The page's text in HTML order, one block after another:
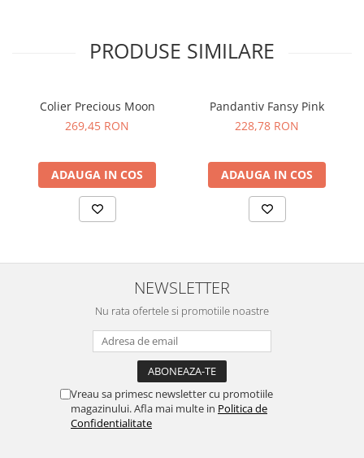
PRODUSE SIMILARE
Colier Precious Moon
269,45 RON
ADAUGA IN COS
Pandantiv Fansy Pink
228,78 RON
ADAUGA IN COS
NEWSLETTER
Nu rata ofertele si promotiile noastre
Vreau sa primesc newsletter cu promotiile
magazinului. Afla mai multe in Politica de
Confidentialitate